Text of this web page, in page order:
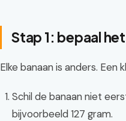
Stap 1: bepaal
Elke banaan is anders. Een
Schil de banaan niet
bijvoorbeeld 127 gram.